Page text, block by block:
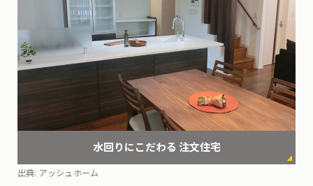
水回りにこだわる 注文住宅
出典: アッシュホーム